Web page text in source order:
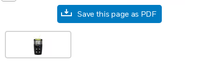
Save this page as PDF